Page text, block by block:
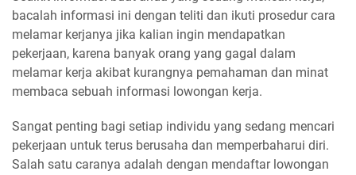
bacalah informasi ini dengan teliti dan ikuti prosedur cara
melamar kerjanya jika kalian ingin mendapatkan
pekerjaan, karena banyak orang yang gagal dalam
melamar kerja akibat kurangnya pemahaman dan minat
membaca sebuah informasi lowongan kerja.
Sangat penting bagi setiap individu yang sedang mencari
pekerjaan untuk terus berusaha dan memperbaharui diri.
Salah satu caranya adalah dengan mendaftar lowongan